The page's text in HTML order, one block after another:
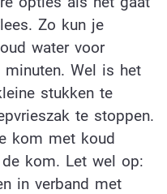
Zo kun je
water voor
Wel is het
stukken te
te stoppen.
kom met koud
kom. Let wel op:
in verband met